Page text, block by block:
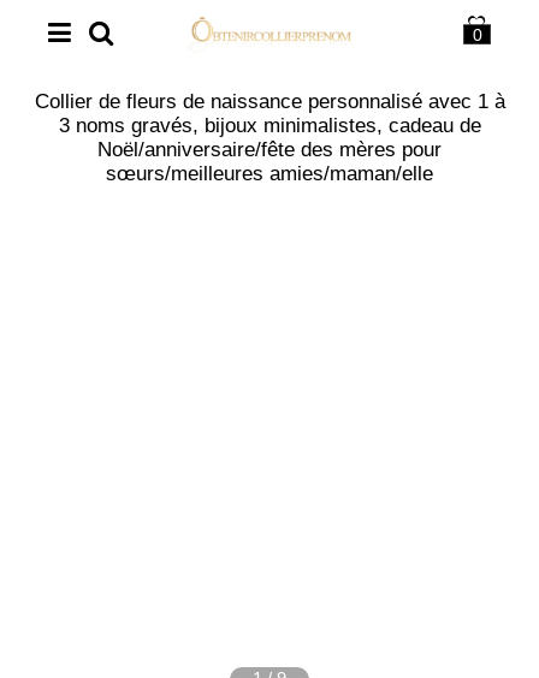
0
Collier de fleurs de naissance personnalisé avec 1 à
3 noms gravés, bijoux minimalistes, cadeau de
Noël/anniversaire/fête des mères pour
sœurs/meilleures amies/maman/elle